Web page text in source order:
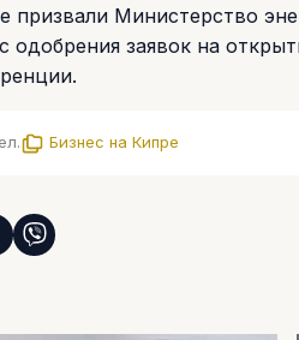
Министерство
заявок на
Бизнес на Кипре